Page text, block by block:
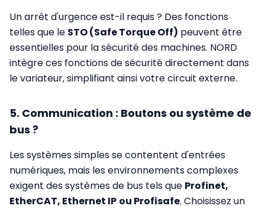
Un arrêt d'urgence est-il requis ? Des fonctions
telles que le STO (Safe Torque Off) peuvent être
essentielles pour la sécurité des machines. NORD
intègre ces fonctions de sécurité directement dans
le variateur, simplifiant ainsi votre circuit externe.
5. Communication : Boutons ou système de
bus ?
Les systèmes simples se contentent d'entrées
numériques, mais les environnements complexes
exigent des systèmes de bus tels que Profinet,
EtherCAT, Ethernet IP ou Profisafe. Choisissez un